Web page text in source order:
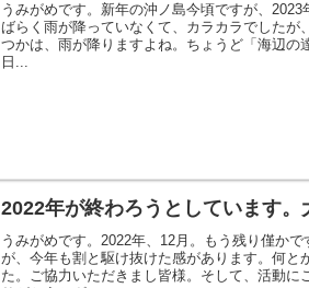
うみがめです。新年の沖ノ島今頃ですが、
ばらく雨が降っていなくて、カラカラでしたが
つかは、雨が降りますよね。ちょうど「海辺の
日...
2022年が終わろうとしています。
うみがめです。2022年、12月。もう残り僅か
が、今年も割と駆け抜けた感があります。何と
た。ご協力いただきまし皆様。そして、活動に